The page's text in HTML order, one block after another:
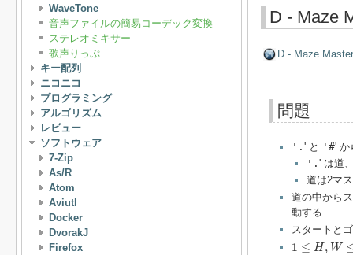
WaveTone
音声ファイルの簡易コーデック変換
ステレオミキサー
歌声りっぷ
キー配列
ニコニコ
プログラミング
アルゴリズム
レビュー
ソフトウェア
7-Zip
As/R
Atom
Aviutl
Docker
DvorakJ
Firefox
D - Maze
D - Maze Master
問題
'. ' と '#' か
'. ' は道
道は2マ
道の中から
動する
スタートと
1 ≤ H, W
1 H W ≤20